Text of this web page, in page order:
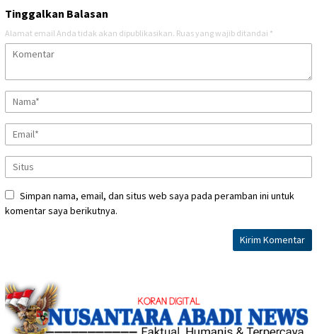
Tinggalkan Balasan
Alamat email Anda tidak akan dipublikasikan. Ruas yang wajib ditandai *
Simpan nama, email, dan situs web saya pada peramban ini untuk
komentar saya berikutnya.